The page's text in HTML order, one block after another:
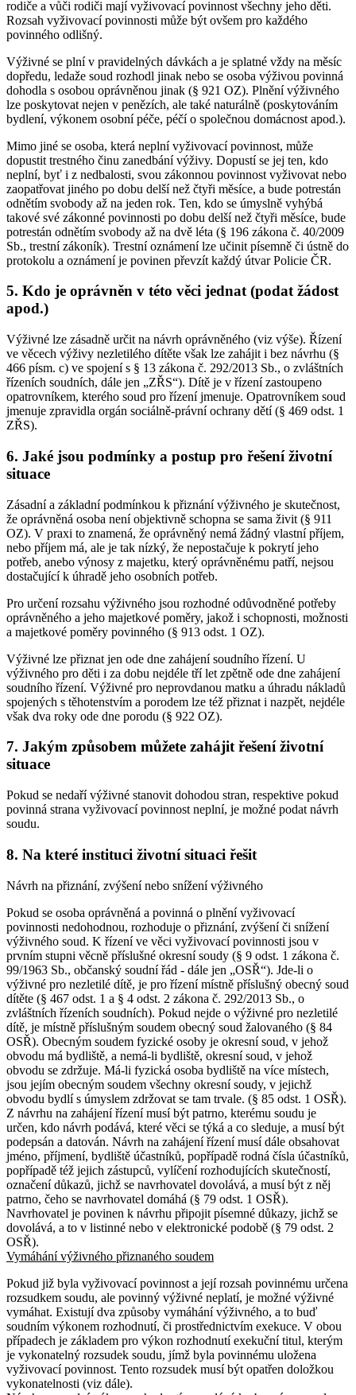
rodiče a vůči rodiči mají vyživovací povinnost všechny jeho děti.
Rozsah vyživovací povinnosti může být ovšem pro každého
povinného odlišný.
Výživné se plní v pravidelných dávkách a je splatné vždy na měsíc
dopředu, ledaže soud rozhodl jinak nebo se osoba výživou povinná
dohodla s osobou oprávněnou jinak (§ 921 OZ). Plnění výživného
lze poskytovat nejen v penězích, ale také naturálně (poskytováním
bydlení, výkonem osobní péče, péčí o společnou domácnost apod.).
Mimo jiné se osoba, která neplní vyživovací povinnost, může
dopustit trestného činu zanedbání výživy. Dopustí se jej ten, kdo
neplní, byť i z nedbalosti, svou zákonnou povinnost vyživovat nebo
zaopatřovat jiného po dobu delší než čtyři měsíce, a bude potrestán
odnětím svobody až na jeden rok. Ten, kdo se úmyslně vyhýbá
takové své zákonné povinnosti po dobu delší než čtyři měsíce, bude
potrestán odnětím svobody až na dvě léta (§ 196 zákona č. 40/2009
Sb., trestní zákoník). Trestní oznámení lze učinit písemně či ústně do
protokolu a oznámení je povinen převzít každý útvar Policie ČR.
5. Kdo je oprávněn v této věci jednat (podat žádost
apod.)
Výživné lze zásadně určit na návrh oprávněného (viz výše). Řízení
ve věcech výživy nezletilého dítěte však lze zahájit i bez návrhu (§
466 písm. c) ve spojení s § 13 zákona č. 292/2013 Sb., o zvláštních
řízeních soudních, dále jen „ZŘS“). Dítě je v řízení zastoupeno
opatrovníkem, kterého soud pro řízení jmenuje. Opatrovníkem soud
jmenuje zpravidla orgán sociálně-právní ochrany dětí (§ 469 odst. 1
ZŘS).
6. Jaké jsou podmínky a postup pro řešení životní
situace
Zásadní a základní podmínkou k přiznání výživného je skutečnost,
že oprávněná osoba není objektivně schopna se sama živit (§ 911
OZ). V praxi to znamená, že oprávněný nemá žádný vlastní příjem,
nebo příjem má, ale je tak nízký, že nepostačuje k pokrytí jeho
potřeb, anebo výnosy z majetku, který oprávněnému patří, nejsou
dostačující k úhradě jeho osobních potřeb.
Pro určení rozsahu výživného jsou rozhodné odůvodněné potřeby
oprávněného a jeho majetkové poměry, jakož i schopnosti, možnosti
a majetkové poměry povinného (§ 913 odst. 1 OZ).
Výživné lze přiznat jen ode dne zahájení soudního řízení. U
výživného pro děti i za dobu nejdéle tří let zpětně ode dne zahájení
soudního řízení. Výživné pro neprovdanou matku a úhradu nákladů
spojených s těhotenstvím a porodem lze též přiznat i nazpět, nejdéle
však dva roky ode dne porodu (§ 922 OZ).
7. Jakým způsobem můžete zahájit řešení životní
situace
Pokud se nedaří výživné stanovit dohodou stran, respektive pokud
povinná strana vyživovací povinnost neplní, je možné podat návrh
soudu.
8. Na které instituci životní situaci řešit
Návrh na přiznání, zvýšení nebo snížení výživného
Pokud se osoba oprávněná a povinná o plnění vyživovací
povinnosti nedohodnou, rozhoduje o přiznání, zvýšení či snížení
výživného soud. K řízení ve věci vyživovací povinnosti jsou v
prvním stupni věcně příslušné okresní soudy (§ 9 odst. 1 zákona č.
99/1963 Sb., občanský soudní řád - dále jen „OSŘ“). Jde-li o
výživné pro nezletilé dítě, je pro řízení místně příslušný obecný soud
dítěte (§ 467 odst. 1 a § 4 odst. 2 zákona č. 292/2013 Sb., o
zvláštních řízeních soudních). Pokud nejde o výživné pro nezletilé
dítě, je místně příslušným soudem obecný soud žalovaného (§ 84
OSŘ). Obecným soudem fyzické osoby je okresní soud, v jehož
obvodu má bydliště, a nemá-li bydliště, okresní soud, v jehož
obvodu se zdržuje. Má-li fyzická osoba bydliště na více místech,
jsou jejím obecným soudem všechny okresní soudy, v jejichž
obvodu bydlí s úmyslem zdržovat se tam trvale. (§ 85 odst. 1 OSŘ).
Z návrhu na zahájení řízení musí být patrno, kterému soudu je
určen, kdo návrh podává, které věci se týká a co sleduje, a musí být
podepsán a datován. Návrh na zahájení řízení musí dále obsahovat
jméno, příjmení, bydliště účastníků, popřípadě rodná čísla účastníků,
popřípadě též jejich zástupců, vylíčení rozhodujících skutečností,
označení důkazů, jichž se navrhovatel dovolává, a musí být z něj
patrno, čeho se navrhovatel domáhá (§ 79 odst. 1 OSŘ).
Navrhovatel je povinen k návrhu připojit písemné důkazy, jichž se
dovolává, a to v listinné nebo v elektronické podobě (§ 79 odst. 2
OSŘ).
Vymáhání výživného přiznaného soudem
Pokud již byla vyživovací povinnost a její rozsah povinnému určena
rozsudkem soudu, ale povinný výživné neplatí, je možné výživné
vymáhat. Existují dva způsoby vymáhání výživného, a to buď
soudním výkonem rozhodnutí, či prostřednictvím exekuce. V obou
případech je základem pro výkon rozhodnutí exekuční titul, kterým
je vykonatelný rozsudek soudu, jímž byla povinnému uložena
vyživovací povinnost. Tento rozsudek musí být opatřen doložkou
vykonatelnosti (viz dále).